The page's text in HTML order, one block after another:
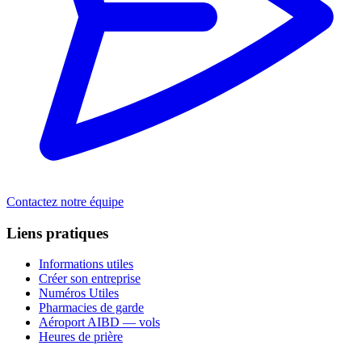
Contactez notre équipe
Liens pratiques
Informations utiles
Créer son entreprise
Numéros Utiles
Pharmacies de garde
Aéroport AIBD — vols
Heures de prière